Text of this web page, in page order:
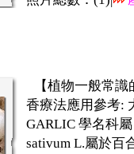
【植物一般常
香療法應用參考:
GARLIC 學名科
sativum L.屬於百